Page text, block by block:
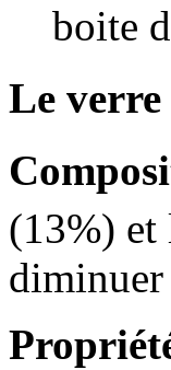
boite
Le verre
(13%) et
diminuer